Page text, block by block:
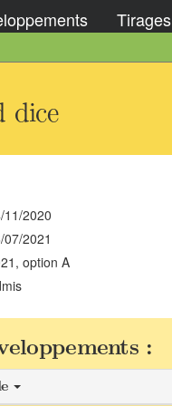
Tirages
dice
11/2020
07/2021
option A
: